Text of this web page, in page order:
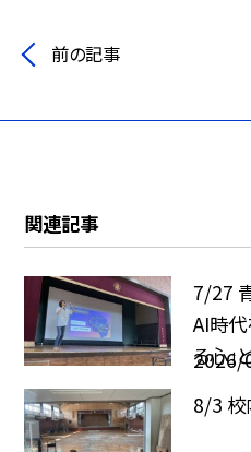
前の記事
関連記事
7/27
AI時代
る心」
2026/
8/3 校